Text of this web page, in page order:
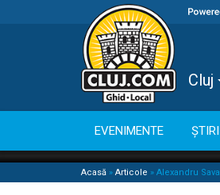
Cluj
EVENIMENTE ȘTIRI
Acasă » Articole » Alexandru Sava